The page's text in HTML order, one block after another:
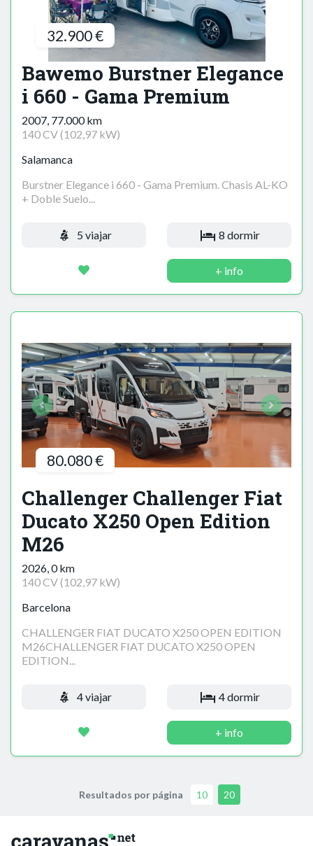
32.900 €
Bawemo Burstner Elegance
i 660 - Gama Premium
2007, 77.000 km
140 CV (102,97 kW)
Salamanca
Burstner Elegance i 660 - Gama Premium. Chasis AL-KO
+ Doble Suelo...
5 viajar 8 dormir
+ info
80.080 €
Challenger Challenger Fiat
Ducato X250 Open Edition
M26
2026, 0 km
140 CV (102,97 kW)
Barcelona
CHALLENGER FIAT DUCATO X250 OPEN EDITION
M26CHALLENGER FIAT DUCATO X250 OPEN
EDITION...
4 viajar 4 dormir
+ info
Resultados por página 10 20